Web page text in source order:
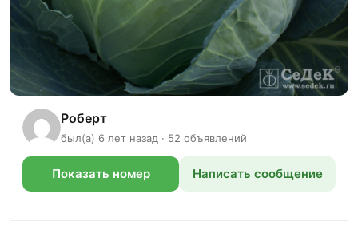
Роберт
был(а) 6 лет назад · 52 объявлений
Показать номер Написать сообщение